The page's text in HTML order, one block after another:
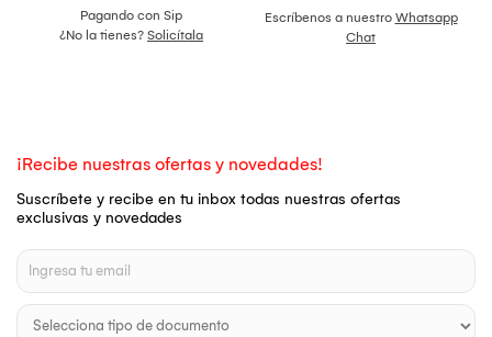
Pagando con Sip
¿No la tienes? Solicítala
Escríbenos a nuestro Whatsapp
Chat
¡Recibe nuestras ofertas y novedades!
Suscríbete y recibe en tu inbox todas nuestras ofertas
exclusivas y novedades